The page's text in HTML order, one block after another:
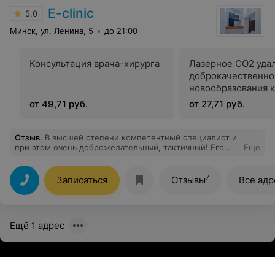
5.0 E-clinic
Минск, ул. Ленина, 5 до 21:00
Консультация врача-хирурга
от 49,71 руб.
Лазерное СО2
новообразования
(папилломы,
гемангиомы,
от 27,71 руб.
Отзыв. В высшей степени компетентный специалист и
при этом очень доброжелательный, тактичный! Его
состояние моего сына и назначил лечение, которое
помогает с первых же дней!
Еще
Записаться Отзывы7 Все
Ещё 1 адрес